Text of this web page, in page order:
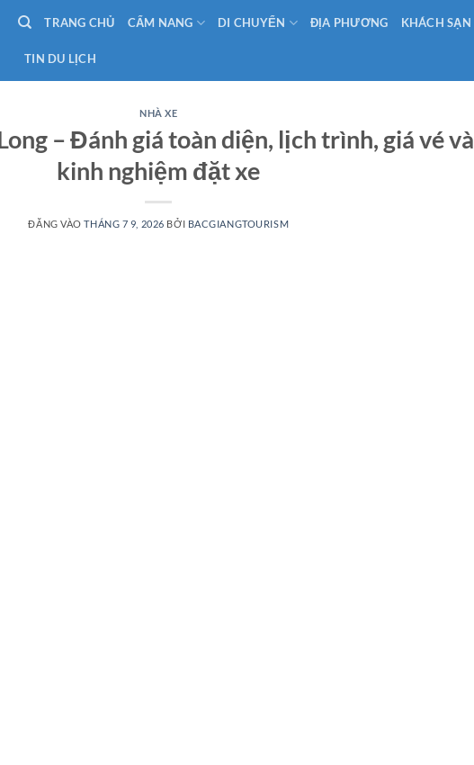
TRANG CHỦ CẨM NANG DI CHUYỂN ĐỊA PHƯƠNG KHÁCH SẠN
TIN DU LỊCH
NHÀ XE
– Đánh giá toàn diện, lịch trình, giá vé và
kinh nghiệm đặt xe
ĐĂNG VÀOTHÁNG 7 9, 2026 BỞI BACGIANGTOURISM